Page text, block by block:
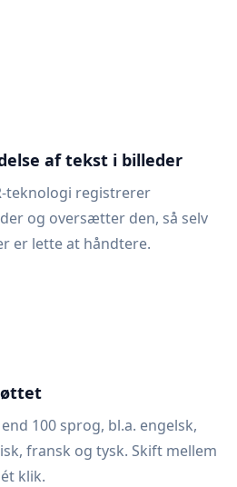
af tekst i billeder
teknologi registrerer
og oversætter den, så selv
er lette at håndtere.
100 sprog, bl.a. engelsk,
fransk og tysk. Skift mellem
klik.